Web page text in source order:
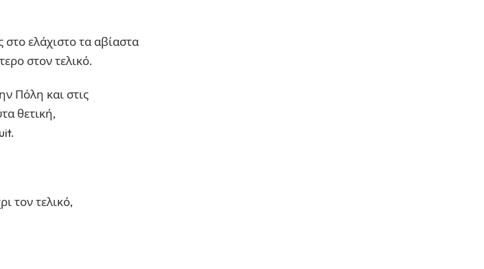
στο ελάχιστο τα αβίαστα
στον τελικό.
Πόλη και στις
θετική,
τον τελικό,